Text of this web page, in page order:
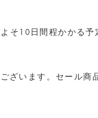
そ10日間程かかる
ざいます。セール商